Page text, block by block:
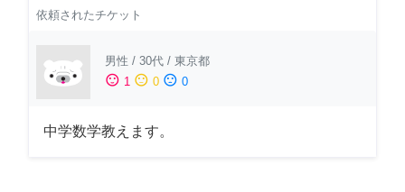
依頼されたチケット
男性 / 30代 / 東京都
sentiment_satisfied 1 sentiment_neutral 0 sentiment_dissatisfied 0
中学数学教えます。